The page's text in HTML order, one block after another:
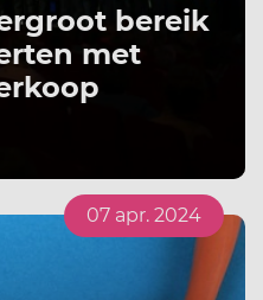
bereik
met
07 apr. 2024